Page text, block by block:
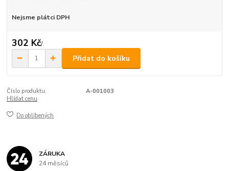
Nejsme plátci DPH
302 Kč/.
Přidat do košíku
Číslo produktu:
A-001003
Hlídat cenu
Do oblíbených
ZÁRUKA
24 měsíců